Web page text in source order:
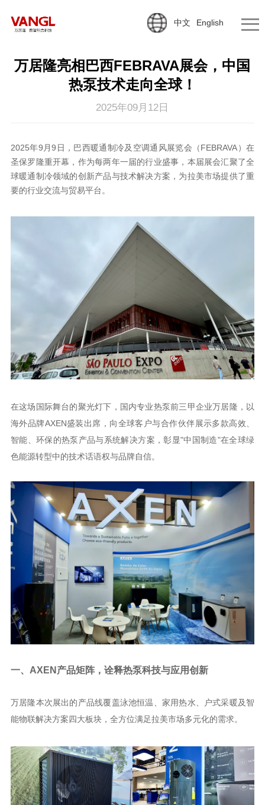
中文 English
万居隆亮相巴西FEBRAVA展会，中国
热泵技术走向全球！
2025年09月12日
2025年9月9日，巴西暖通制冷及空调通风展览会（FEBRAVA）在
圣保罗隆重开幕，作为每两年一届的行业盛事，本届展会汇聚了全
球暖通制冷领域的创新产品与技术解决方案，为拉美市场提供了重
要的行业交流与贸易平台。
在这场国际舞台的聚光灯下，国内专业热泵前三甲企业万居隆，以
海外品牌AXEN盛装出席，向全球客户与合作伙伴展示多款高效、
智能、环保的热泵产品与系统解决方案，彰显"中国制造"在全球绿
色能源转型中的技术话语权与品牌自信。
一、AXEN产品矩阵，诠释热泵科技与应用创新
万居隆本次展出的产品线覆盖泳池恒温、家用热水、户式采暖及智
能物联解决方案四大板块，全方位满足拉美市场多元化的需求。